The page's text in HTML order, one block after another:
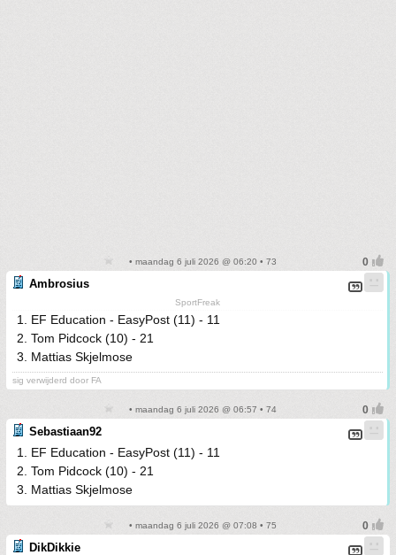
• maandag 6 juli 2026 @ 06:20 • 73
Ambrosius
SportFreak
1. EF Education - EasyPost (11) - 11
2. Tom Pidcock (10) - 21
3. Mattias Skjelmose
sig verwijderd door FA
• maandag 6 juli 2026 @ 06:57 • 74
Sebastiaan92
1. EF Education - EasyPost (11) - 11
2. Tom Pidcock (10) - 21
3. Mattias Skjelmose
• maandag 6 juli 2026 @ 07:08 • 75
DikDikkie